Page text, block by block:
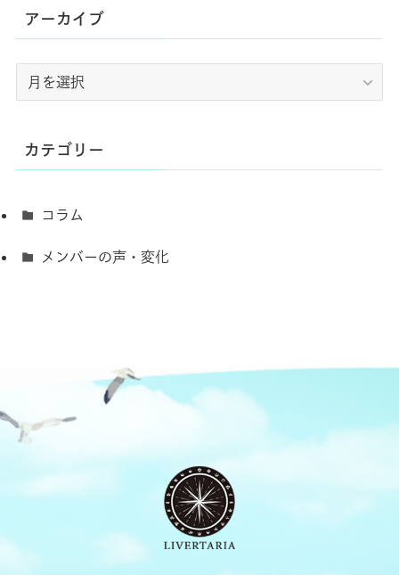
アーカイブ
カテゴリー
コラム
メンバーの声・変化